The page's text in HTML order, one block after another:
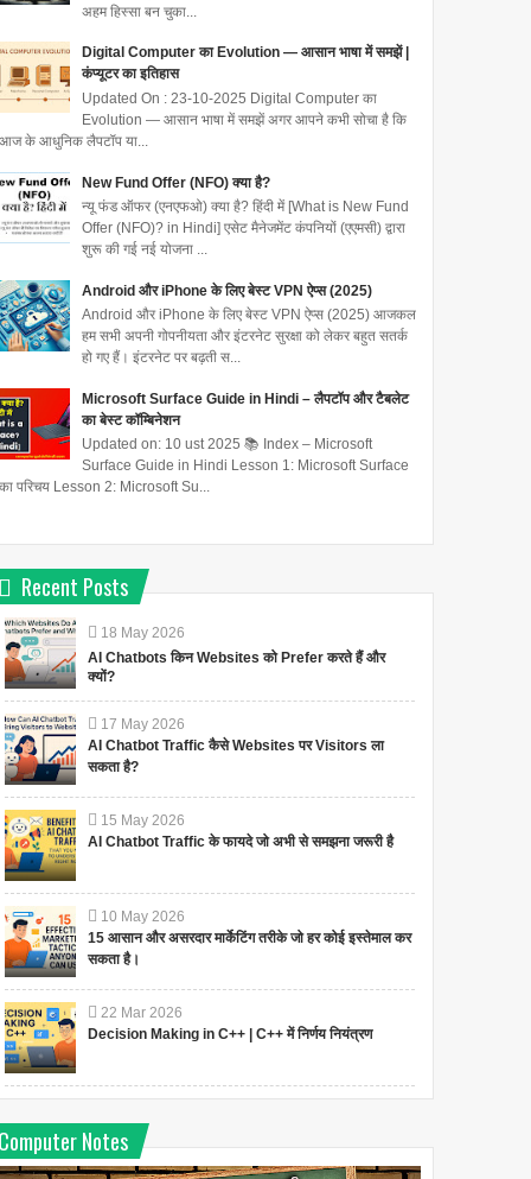
अहम हिस्सा बन चुका...
Digital Computer का Evolution — आसान भाषा में समझें |
कंप्यूटर का इतिहास
Updated On : 23-10-2025 Digital Computer का
Evolution — आसान भाषा में समझें अगर आपने कभी सोचा है कि
आज के आधुनिक लैपटॉप या...
New Fund Offer (NFO) क्या है?
न्यू फंड ऑफर (एनएफओ) क्या है? हिंदी में [What is New Fund
Offer (NFO)? in Hindi] एसेट मैनेजमेंट कंपनियों (एएमसी) द्वारा
शुरू की गई नई योजना ...
Android और iPhone के लिए बेस्ट VPN ऐप्स (2025)
Android और iPhone के लिए बेस्ट VPN ऐप्स (2025) आजकल
हम सभी अपनी गोपनीयता और इंटरनेट सुरक्षा को लेकर बहुत सतर्क
हो गए हैं। इंटरनेट पर बढ़ती स...
Microsoft Surface Guide in Hindi – लैपटॉप और टैबलेट
का बेस्ट कॉम्बिनेशन
Updated on: 10 ust 2025 📚 Index – Microsoft
Surface Guide in Hindi Lesson 1: Microsoft Surface
का परिचय Lesson 2: Microsoft Su...
Recent Posts
18 May 2026
AI Chatbots किन Websites को Prefer करते हैं और
क्यों?
17 May 2026
AI Chatbot Traffic कैसे Websites पर Visitors ला
सकता है?
15 May 2026
AI Chatbot Traffic के फायदे जो अभी से समझना जरूरी है
10 May 2026
15 आसान और असरदार मार्केटिंग तरीके जो हर कोई इस्तेमाल कर
सकता है।
22 Mar 2026
Decision Making in C++ | C++ में निर्णय नियंत्रण
Computer Notes